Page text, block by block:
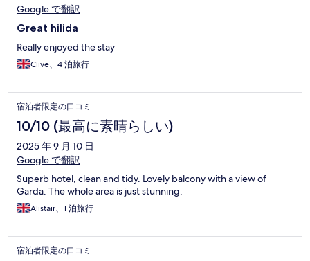
Google で翻訳
Great hilida
Really enjoyed the stay
Clive、4 泊旅行
宿泊者限定の口コミ
10/10 (最高に素晴らしい)
2025 年 9 月 10 日
Google で翻訳
Superb hotel, clean and tidy. Lovely balcony with a view of
Garda. The whole area is just stunning.
Alistair、1 泊旅行
宿泊者限定の口コミ